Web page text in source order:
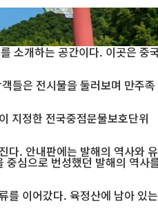
. 육정산은 불교문화와 자연경관이 어우러진
소개하는 공간이다. 이곳은 중
들은 전시물을 둘러보며 만주족
지정한 전국중점문물보호단위
다. 안내판에는 발해의 역사와 유
중심으로 번성했던 발해의 역사
를 이어갔다. 육정산에 남아 있는